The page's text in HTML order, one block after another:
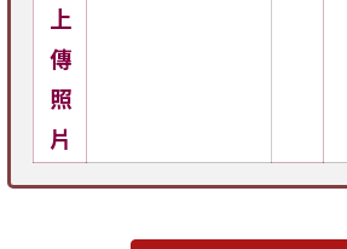
上
傳
照
片